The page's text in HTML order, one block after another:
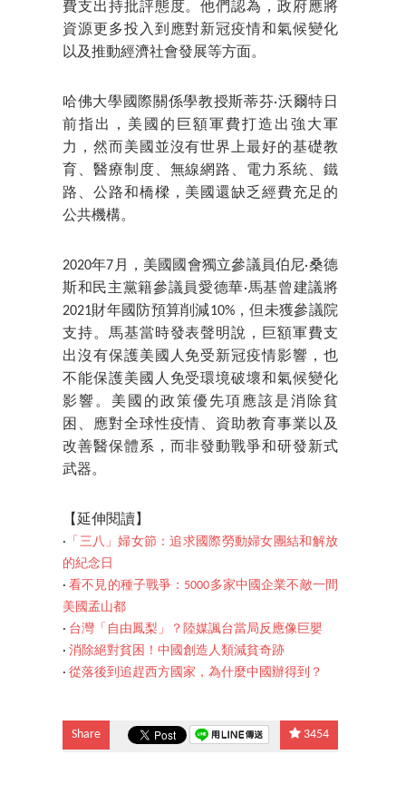
費支出持批評態度。他們認為，政府應將
資源更多投入到應對新冠疫情和氣候變化
以及推動經濟社會發展等方面。
哈佛大學國際關係學教授斯蒂芬·沃爾特日
前指出，美國的巨額軍費打造出強大軍
力，然而美國並沒有世界上最好的基礎教
育、醫療制度、無線網路、電力系統、鐵
路、公路和橋樑，美國還缺乏經費充足的
公共機構。
2020年7月，美國國會獨立參議員伯尼·桑德
斯和民主黨籍參議員愛德華·馬基曾建議將
2021財年國防預算削減10%，但未獲參議院
支持。馬基當時發表聲明說，巨額軍費支
出沒有保護美國人免受新冠疫情影響，也
不能保護美國人免受環境破壞和氣候變化
影響。美國的政策優先項應該是消除貧
困、應對全球性疫情、資助教育事業以及
改善醫保體系，而非發動戰爭和研發新式
武器。
【延伸閱讀】
‧ 「三八」婦女節：追求國際勞動婦女團結和解放
的紀念日
‧看不見的種子戰爭：5000多家中國企業不敵一間
美國孟山都
‧ 台灣「自由鳳梨」？陸媒諷台當局反應像巨嬰
‧ 消除絕對貧困！中國創造人類減貧奇跡
‧ 從落後到追趕西方國家，為什麼中國辦得到？
Share 3454